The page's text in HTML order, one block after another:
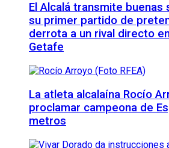
El Alcalá transmite buenas
su primer partido de
derrota a un rival directo
Getafe
La atleta alcalaína Rocío
proclamar campeona de
metros